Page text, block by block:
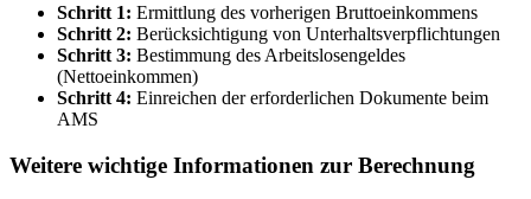
Schritt 1: Ermittlung des vorherigen Bruttoeinkommens
Schritt 2: Berücksichtigung von Unterhaltsverpflichtungen
Schritt 3: Bestimmung des Arbeitslosengeldes
(Nettoeinkommen)
Schritt 4: Einreichen der erforderlichen Dokumente beim
AMS
Weitere wichtige Informationen zur Berechnung